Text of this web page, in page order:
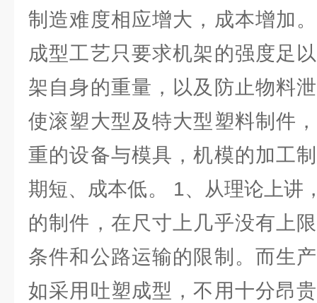
制造难度相应增大，成本增加
成型工艺只要求机架的强度足
架自身的重量，以及防止物料
使滚塑大型及特大型塑料制件
重的设备与模具，机模的加工
期短、成本低。 1、从理论上讲
的制件，在尺寸上几乎没有上
条件和公路运输的限制。而生
如采用吐塑成型，不用十分昂